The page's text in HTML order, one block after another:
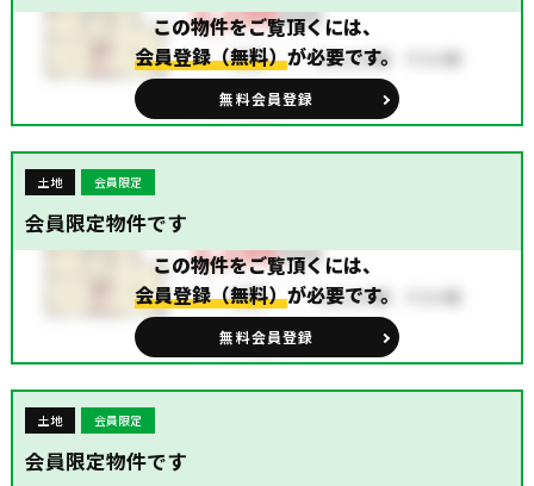
この物件をご覧頂くには、
会員登録（無料）が必要です。
無料会員登録
土地 会員限定
会員限定物件です
この物件をご覧頂くには、
会員登録（無料）が必要です。
無料会員登録
土地 会員限定
会員限定物件です